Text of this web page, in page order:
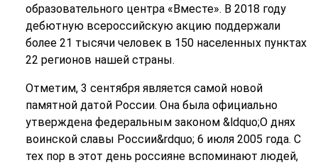
образовательного центра «Вместе». В 2018 году
дебютную всероссийскую акцию поддержали
более 21 тысячи человек в 150 населенных пунктах
22 регионов нашей страны.
Отметим, 3 сентября является самой новой
памятной датой России. Она была официально
утверждена федеральным законом &ldquo;О днях
воинской славы России&rdquo; 6 июля 2005 года. С
тех пор в этот день россияне вспоминают людей,